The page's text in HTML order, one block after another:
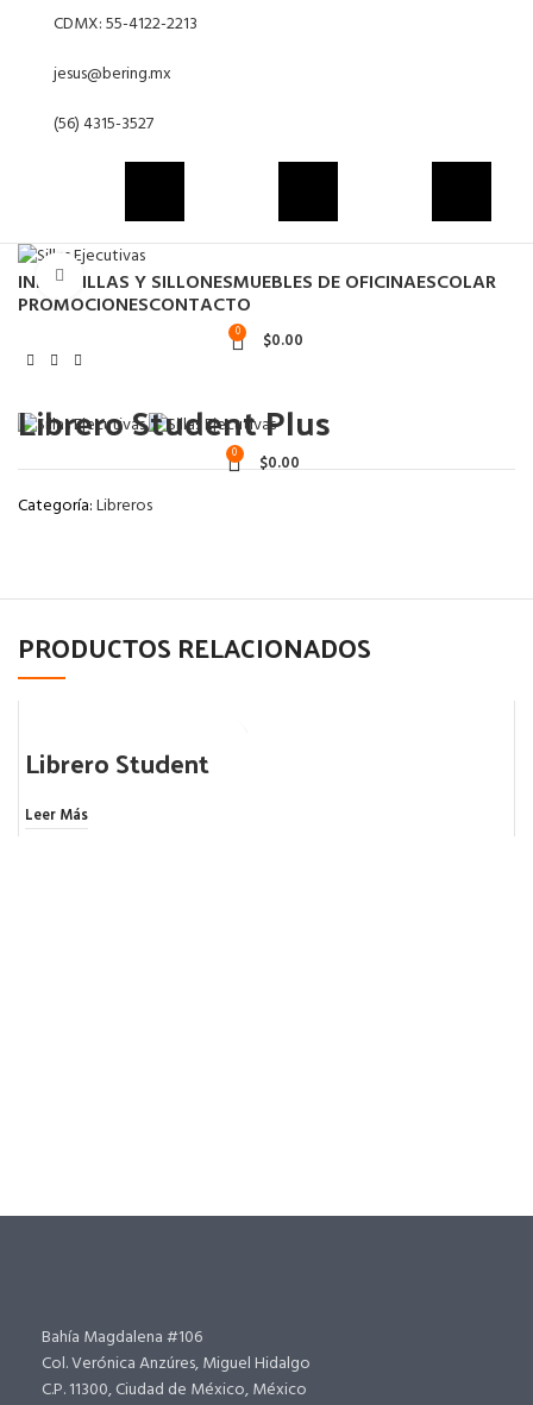
CDMX: 55-4122-2213
jesus@bering.mx
(56) 4315-3527
INICIO SILLAS Y SILLONESMUEBLES DE OFICINAESCOLAR
PROMOCIONESCONTACTO
0 $0.00
0 $0.00
Click to enlarge
Librero Student Plus
Categoría:Libreros
PRODUCTOS RELACIONADOS
Librero Student
Leer Más
Bahía Magdalena #106
Col. Verónica Anzúres, Miguel Hidalgo
C.P. 11300, Ciudad de México, México